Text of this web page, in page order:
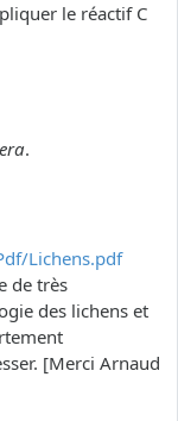
le réactif C
.
Lichens.pdf
de très
des lichens et
[Merci Arnaud